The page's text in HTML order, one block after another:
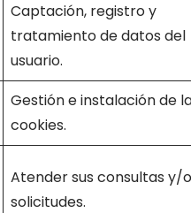
Captación, registro y
tratamiento de datos del
usuario.
Gestión e instalación de
cookies.
Atender sus consultas y/o
solicitudes.